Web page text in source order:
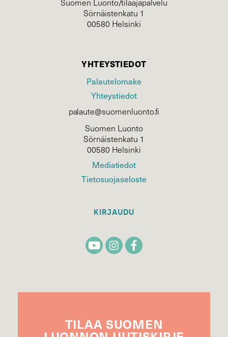
Suomen Luonto/tilaajapalvelu
Sörnäistenkatu 1
00580 Helsinki
YHTEYSTIEDOT
Palautelomake
Yhteystiedot
palaute@suomenluonto.fi
Suomen Luonto
Sörnäistenkatu 1
00580 Helsinki
Mediatiedot
Tietosuojaseloste
KIRJAUDU
TILAA SUOMEN